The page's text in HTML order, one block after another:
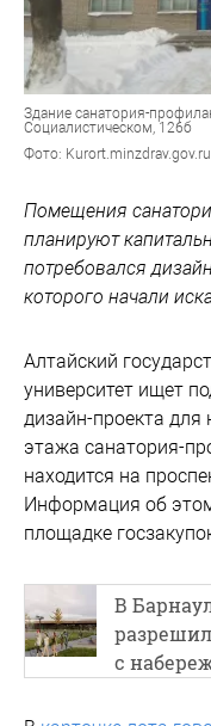
Здание санатория-
Социалистическом, 126б
Фото: Kurort.minzdrav.gov.ru
Помещения
планируют
потребовался
которого начали
Алтайский
университет ищет
дизайн-проекта
этажа санатория-
находится на
Информация об
площадке
В
с